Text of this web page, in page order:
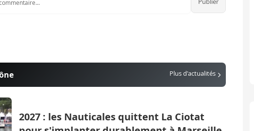
Plus d'actualités
2027 : les Nauticales quittent La Ciotat